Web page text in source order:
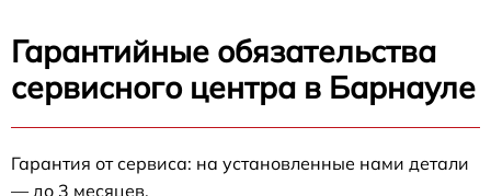
Гарантийные обязательства
сервисного центра в Барнауле
Гарантия от сервиса: на установленные нами детали
— до 3 месяцев.